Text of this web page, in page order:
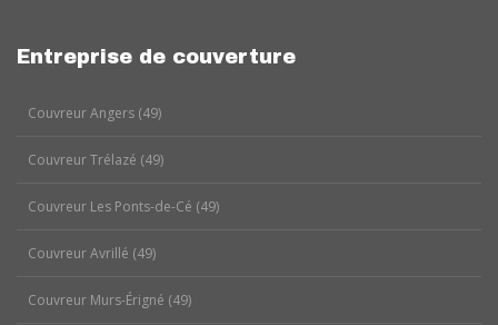
Entreprise de couverture
Couvreur Angers (49)
Couvreur Trélazé (49)
Couvreur Les Ponts-de-Cé (49)
Couvreur Avrillé (49)
Couvreur Murs-Érigné (49)